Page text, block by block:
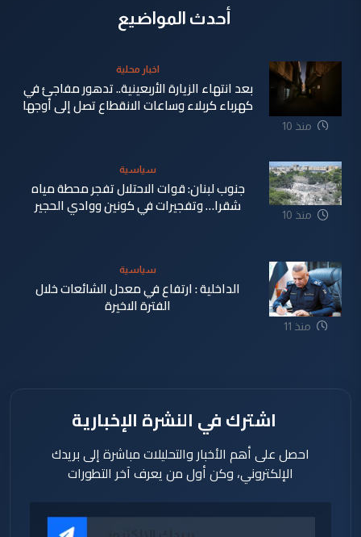
أحدث المواضيع
منذ 10
اخبار محلية
بعد انتهاء الزيارة الأربعينية.. تدهور مفاجئ في
كهرباء كربلاء وساعات الانقطاع تصل إلى أوجها
منذ 10
سياسية
جنوب لبنان: قوات الاحتلال تفجر محطة مياه
شقرا… وتفجيرات في كونين ووادي الحجير
منذ 11
سياسية
الداخلية : ارتفاع في معدل الشائعات خلال
الفترة الاخيرة
اشترك في النشرة الإخبارية
احصل على أهم الأخبار والتحليلات مباشرة إلى بريدك
الإلكتروني، وكن أول من يعرف آخر التطورات